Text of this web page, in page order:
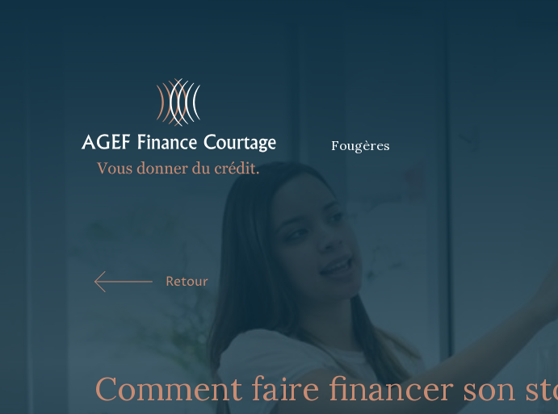
Fougères
Retour
Comment faire financer son